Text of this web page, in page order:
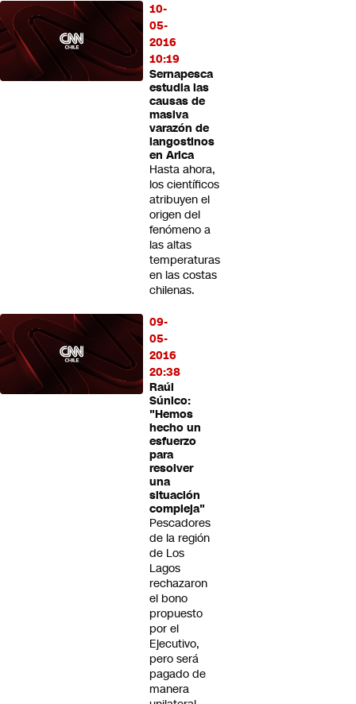
10-
05-
2016
10:19
Sernapesca
estudia las
causas de
masiva
varazón de
langostinos
en Arica
Hasta ahora,
los científicos
atribuyen el
origen del
fenómeno a
las altas
temperaturas
en las costas
chilenas.
09-
05-
2016
20:38
Raúl
Súnico:
"Hemos
hecho un
esfuerzo
para
resolver
una
situación
compleja"
Pescadores
de la región
de Los
Lagos
rechazaron
el bono
propuesto
por el
Ejecutivo,
pero será
pagado de
manera